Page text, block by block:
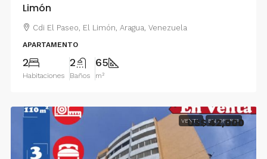
Limón
Cdi El Paseo, El Limón, Aragua, Venezuela
APARTAMENTO
2
Habitaciones
2
Baños
65
m²
VENTA EN OFERTA
US$ 42,000